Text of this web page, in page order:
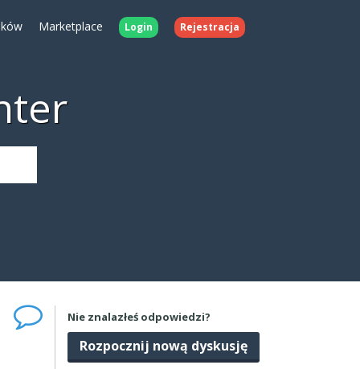
Marketplace Login Rejestracja
Nie znalazłeś odpowiedzi?
Rozpocznij nową dyskusję